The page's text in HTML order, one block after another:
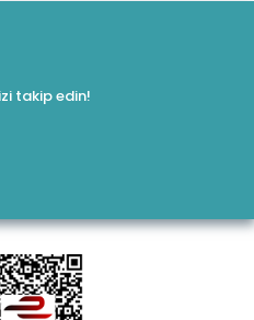
takip edin!